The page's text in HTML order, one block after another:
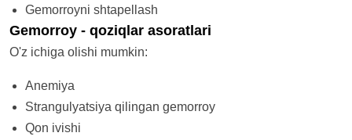
Gemorroyni shtapellash
Gemorroy - qoziqlar asoratlari
O'z ichiga olishi mumkin:
Anemiya
Strangulyatsiya qilingan gemorroy
Qon ivishi